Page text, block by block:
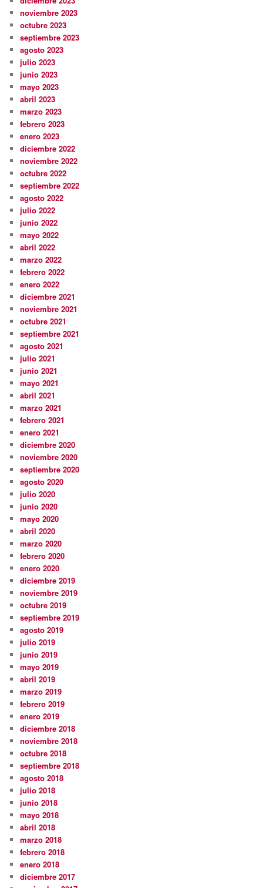
noviembre 2023
octubre 2023
septiembre 2023
agosto 2023
julio 2023
junio 2023
mayo 2023
abril 2023
marzo 2023
febrero 2023
enero 2023
diciembre 2022
noviembre 2022
octubre 2022
septiembre 2022
agosto 2022
julio 2022
junio 2022
mayo 2022
abril 2022
marzo 2022
febrero 2022
enero 2022
diciembre 2021
noviembre 2021
octubre 2021
septiembre 2021
agosto 2021
julio 2021
junio 2021
mayo 2021
abril 2021
marzo 2021
febrero 2021
enero 2021
diciembre 2020
noviembre 2020
septiembre 2020
agosto 2020
julio 2020
junio 2020
mayo 2020
abril 2020
marzo 2020
febrero 2020
enero 2020
diciembre 2019
noviembre 2019
octubre 2019
septiembre 2019
agosto 2019
julio 2019
junio 2019
mayo 2019
abril 2019
marzo 2019
febrero 2019
enero 2019
diciembre 2018
noviembre 2018
octubre 2018
septiembre 2018
agosto 2018
julio 2018
junio 2018
mayo 2018
abril 2018
marzo 2018
febrero 2018
enero 2018
diciembre 2017